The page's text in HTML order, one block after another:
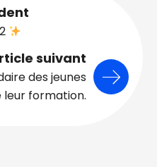
suivant
des jeunes
formation.